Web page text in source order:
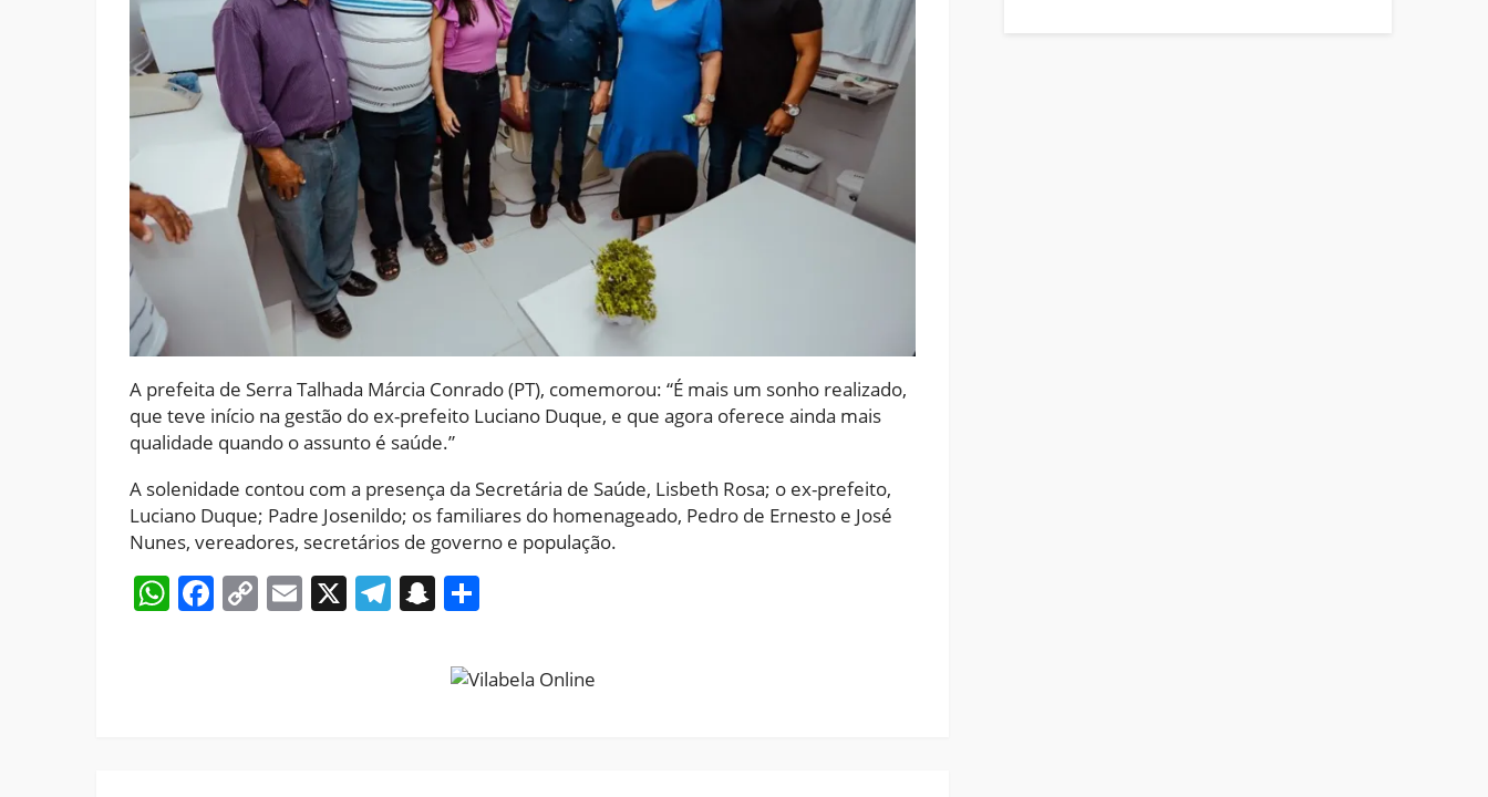
A prefeita de Serra Talhada Márcia Conrado (PT), comemorou: “É mais um sonho realizado,
que teve início na gestão do ex-prefeito Luciano Duque, e que agora oferece ainda mais
qualidade quando o assunto é saúde.”
A solenidade contou com a presença da Secretária de Saúde, Lisbeth Rosa; o ex-prefeito,
Luciano Duque; Padre Josenildo; os familiares do homenageado, Pedro de Ernesto e José
Nunes, vereadores, secretários de governo e população.
WhatsApp
Facebook
CopyEmail
X Telegram
Snapchat